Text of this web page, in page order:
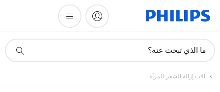
دعم
ما الذي تبحث عنه؟
آلات إزالة الشعر للمرأة